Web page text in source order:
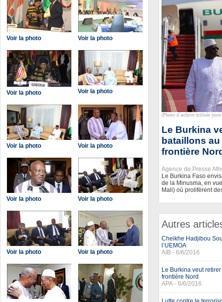
Voir la photo Voir la photo
Voir la photo Voir la photo
Voir la photo Voir la photo
Voir la photo Voir la photo
Voir la photo Voir la photo
(Photo d`archive utilisée
Le Burkina
bataillons
frontière
Agence de Presse
Le Burkina Faso
de la Minusma, en
Mali) où prolifèrent
Autres
Cheikhe Hadjibou
l’UEMOA
AIB - 6/6/2016
Le Burkina veut
frontière Nord
APA - 6/6/2016